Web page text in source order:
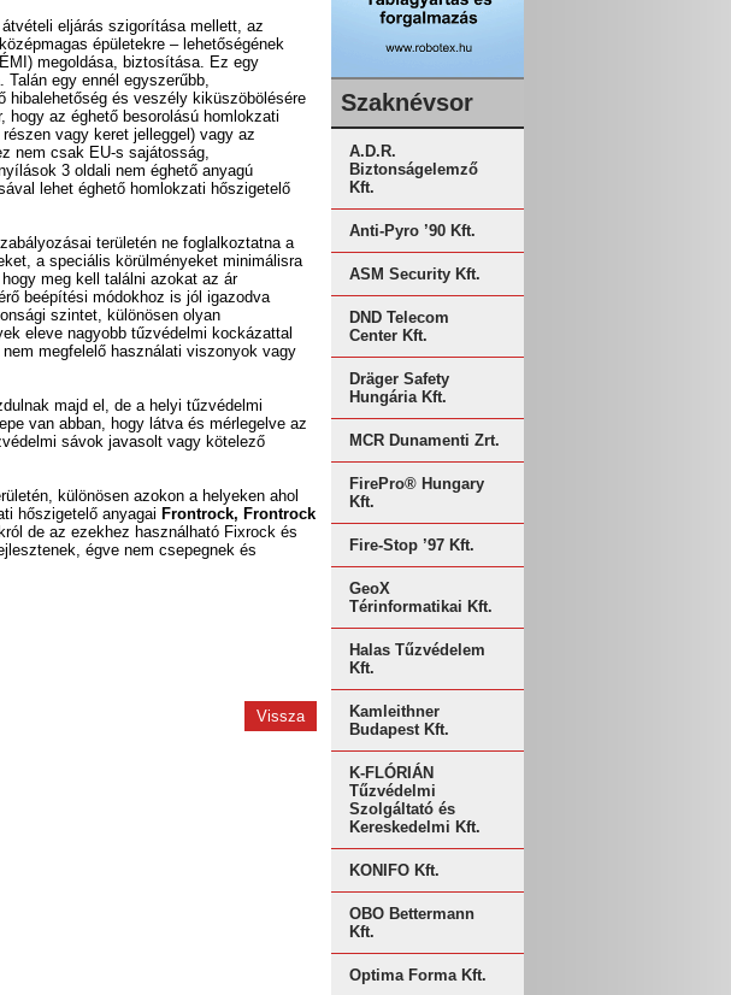
eljárás szigorítása mellett, az
épületekre – lehetőségének
megoldása, biztosítása. Ez egy
egy ennél egyszerűbb,
hibalehetőség és veszély kiküszöbölésére
hogy az éghető besorolású homlokzati
vagy keret jelleggel) vagy az
nem csak EU-s sajátosság,
3 oldali nem éghető anyagú
lehet éghető homlokzati hőszigetelő
területén ne foglalkoztatna a
a speciális körülményeket minimálisra
meg kell találni azokat az ár
beépítési módokhoz is jól igazodva
szintet, különösen olyan
eleve nagyobb tűzvédelmi kockázattal
megfelelő használati viszonyok vagy
majd el, de a helyi tűzvédelmi
van abban, hogy látva és mérlegelve az
sávok javasolt vagy kötelező
különösen azokon a helyeken ahol
hőszigetelő anyagaiFrontrock, Frontrock
de az ezekhez használható Fixrock és
égve nem csepegnek és
Vissza
Szaknévsor
A.D.R.
Biztonságelemző
Kft.
Anti-Pyro ’90 Kft.
ASM Security Kft.
DND Telecom
Center Kft.
Dräger Safety
Hungária Kft.
MCR Dunamenti Zrt.
FirePro® Hungary
Kft.
Fire-Stop ’97 Kft.
GeoX
Térinformatikai Kft.
Halas Tűzvédelem
Kft.
Kamleithner
Budapest Kft.
K-FLÓRIÁN
Tűzvédelmi
Szolgáltató és
Kereskedelmi Kft.
KONIFO Kft.
OBO Bettermann
Kft.
Optima Forma Kft.